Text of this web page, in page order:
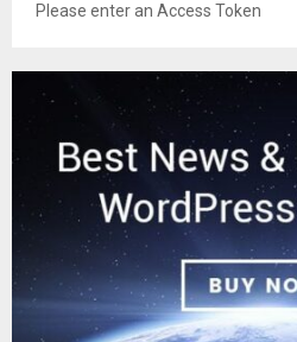
Please enter an Access Token